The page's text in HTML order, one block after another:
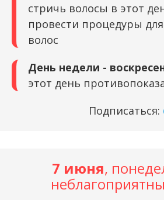
стричь волосы в этот
провести процедуры
волос
День недели -
этот день
Подписаться:
7 июня,